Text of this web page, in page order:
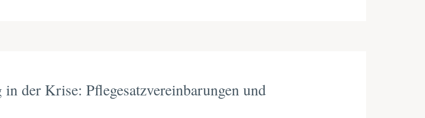
der Krise: Pflegesatzvereinbarungen und